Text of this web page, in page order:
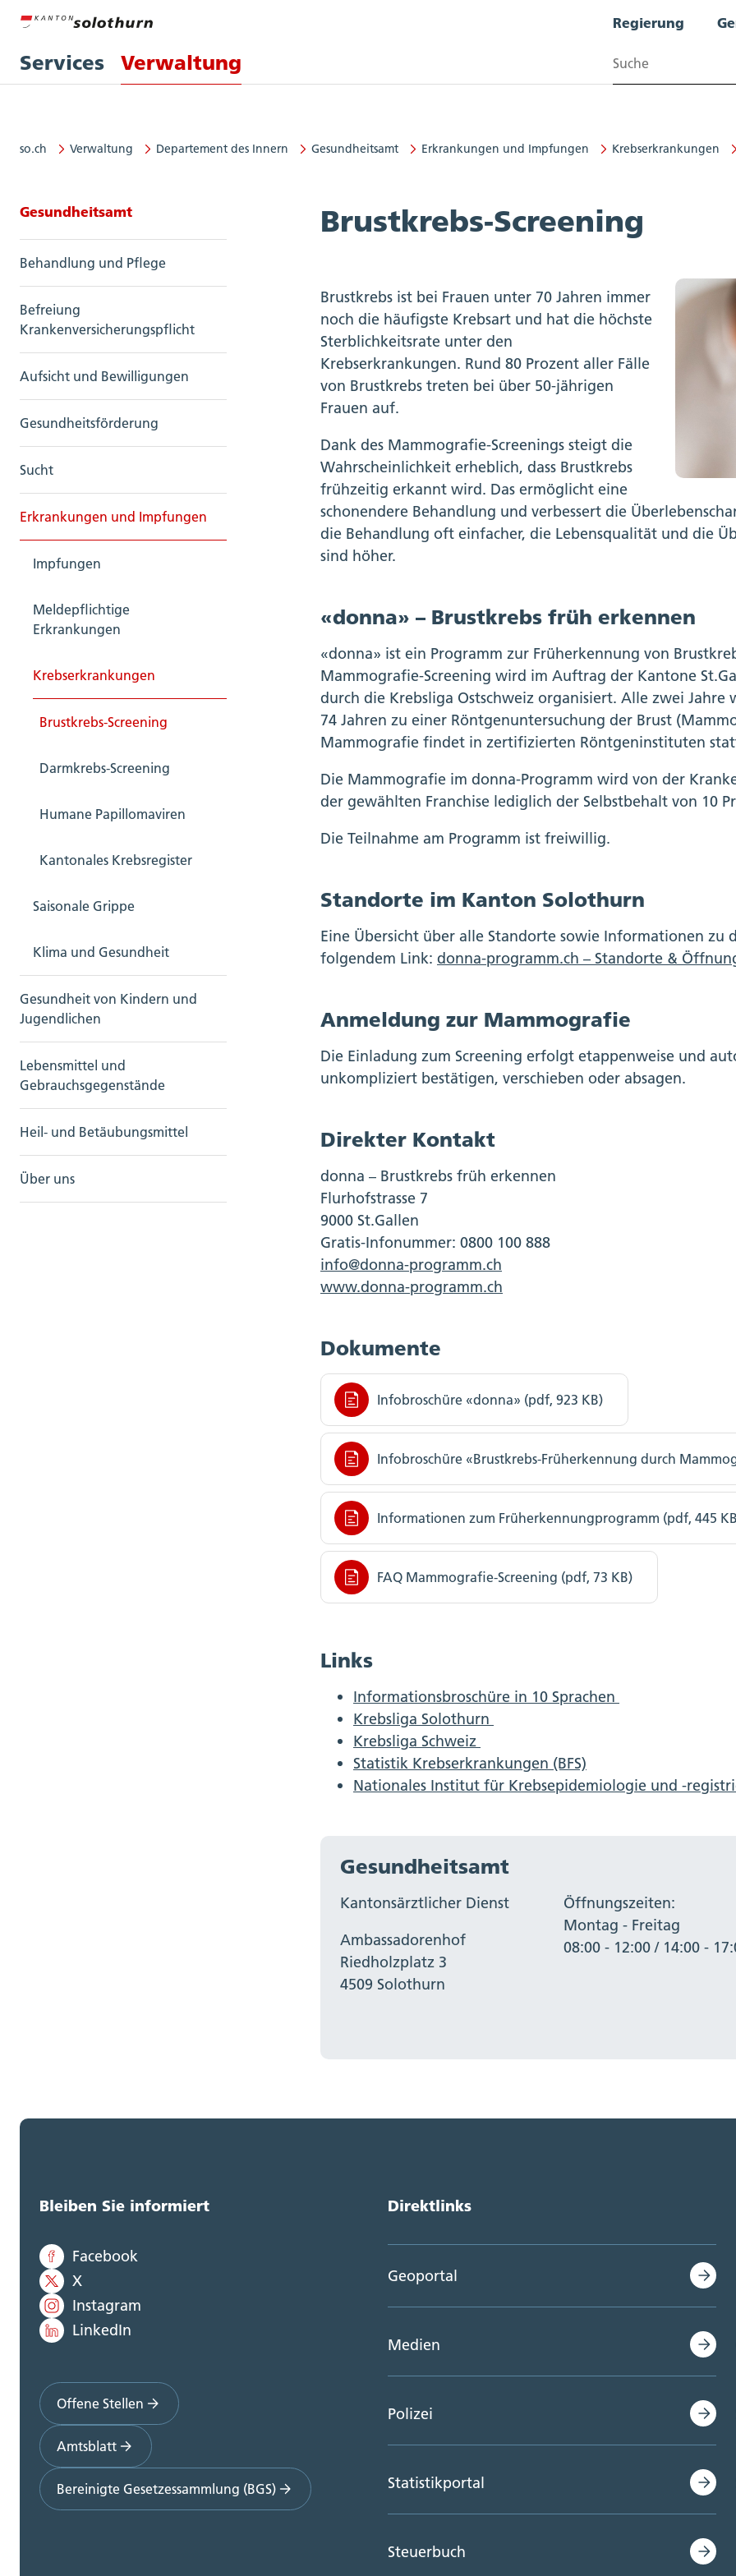
Services Verwaltung
Regierung
Suchen
so.ch Verwaltung Departement des Innern Gesundheitsamt Erkrankungen und Impfungen Krebserkrankungen
Seitennavigation: Gesundheitsamt
Gesundheitsamt
Behandlung und Pflege
Befreiung
Krankenversicherungspflicht
Aufsicht und Bewilligungen
Gesundheitsförderung
Sucht
Erkrankungen und Impfungen
Impfungen
Meldepflichtige
Erkrankungen
Krebserkrankungen
Brustkrebs-Screening
Darmkrebs-Screening
Humane Papillomaviren
Kantonales Krebsregister
Saisonale Grippe
Klima und Gesundheit
Gesundheit von Kindern und
Jugendlichen
Lebensmittel und
Gebrauchsgegenstände
Heil- und Betäubungsmittel
Über uns
Brustkrebs-Screening
Brustkrebs ist bei Frauen unter 70 Jahren immer
noch die häufigste Krebsart und hat die höchste
Sterblichkeitsrate unter den
Krebserkrankungen. Rund 80 Prozent aller Fälle
von Brustkrebs treten bei über 50-jährigen
Frauen auf.
Dank des Mammografie-Screenings steigt die
Wahrscheinlichkeit erheblich, dass Brustkrebs
frühzeitig erkannt wird. Das ermöglicht eine
schonendere Behandlung und verbessert die
die Behandlung oft einfacher, die Lebensqualität und die
sind höher.
«donna» – Brustkrebs früh erkennen
«donna» ist ein Programm zur Früherkennung von
Mammografie-Screening wird im Auftrag der Kantone
durch die Krebsliga Ostschweiz organisiert. Alle zwei
74 Jahren zu einer Röntgenuntersuchung der Brust
Mammografie findet in zertifizierten Röntgeninstituten
Die Mammografie im donna-Programm wird von der
der gewählten Franchise lediglich der Selbstbehalt von 10
Die Teilnahme am Programm ist freiwillig.
Standorte im Kanton Solothurn
Eine Übersicht über alle Standorte sowie Informationen
folgendem Link: donna-programm.ch – Standorte &
Anmeldung zur Mammografie
Die Einladung zum Screening erfolgt etappenweise und
unkompliziert bestätigen, verschieben oder absagen.
Direkter Kontakt
donna – Brustkrebs früh erkennen
Flurhofstrasse 7
9000 St.Gallen
Gratis-Infonummer: 0800 100 888
info@donna-programm.ch
www.donna-programm.ch
Dokumente
Infobroschüre «donna» (pdf, 923 KB)
Infobroschüre «Brustkrebs-Früherkennung durch
Informationen zum Früherkennungprogramm (pdf, 445
FAQ Mammografie-Screening (pdf, 73 KB)
Links
Informationsbroschüre in 10 Sprachen
Krebsliga Solothurn
Krebsliga Schweiz
Statistik Krebserkrankungen (BFS)
Nationales Institut für Krebsepidemiologie und -
Gesundheitsamt
Kantonsärztlicher Dienst
Ambassadorenhof
Riedholzplatz 3
4509 Solothurn
Öffnungszeiten:
Montag - Freitag
08:00 - 12:00 / 14:00 -
Bleiben Sie informiert
Facebook
X
Instagram
LinkedIn
Offene Stellen
Amtsblatt
Bereinigte Gesetzessammlung (BGS)
Direktlinks
Geoportal
Medien
Polizei
Statistikportal
Steuerbuch